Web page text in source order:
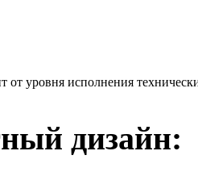
от уровня исполнения
дизайн: